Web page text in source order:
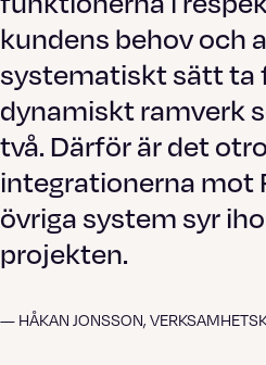
kundens behov och
systematiskt sätt ta
dynamiskt ramverk
två. Därför är det
integrationerna mot
övriga system syr
projekten.
— HÅKAN JONSSON,